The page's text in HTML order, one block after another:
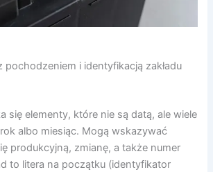
pochodzeniem i identyfikacją zakładu
się elementy, które nie są datą, ale wiele
albo miesiąc. Mogą wskazywać
produkcyjną, zmianę, a także numer
to litera na początku (identyfikator